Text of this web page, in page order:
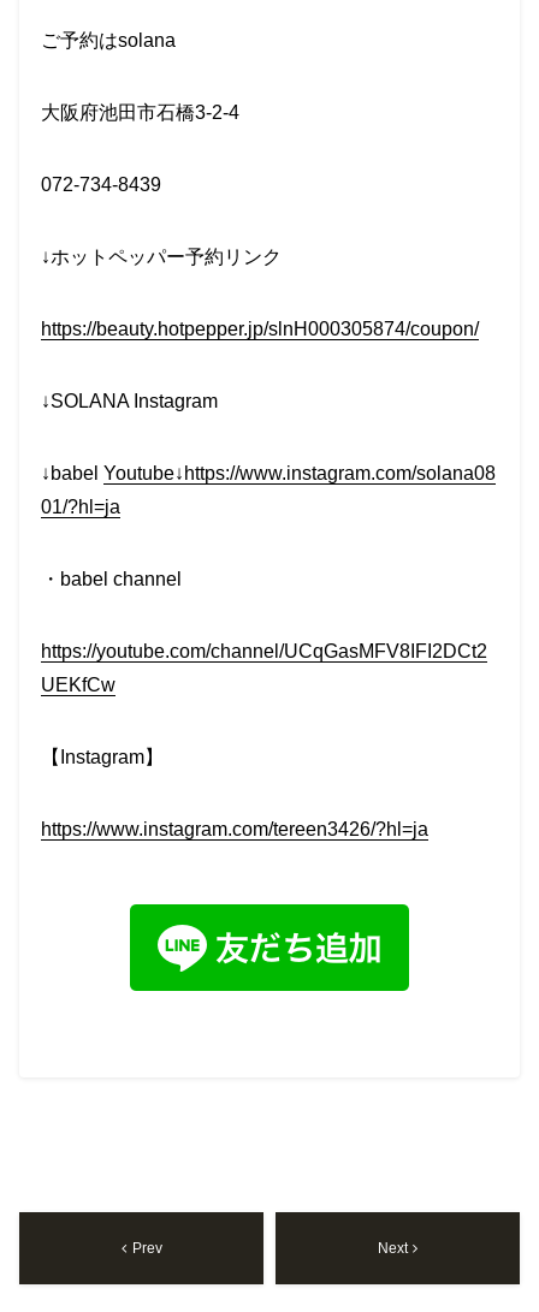
ご予約はsolana
大阪府池田市石橋3-2-4
072-734-8439
↓ホットペッパー予約リンク
https://beauty.hotpepper.jp/slnH000305874/coupon/
↓SOLANA Instagram
↓babel Youtube↓https://www.instagram.com/solana08
01/?hl=ja
・babel channel
https://youtube.com/channel/UCqGasMFV8IFI2DCt2
UEKfCw
【Instagram】
https://www.instagram.com/tereen3426/?hl=ja
Prev Next